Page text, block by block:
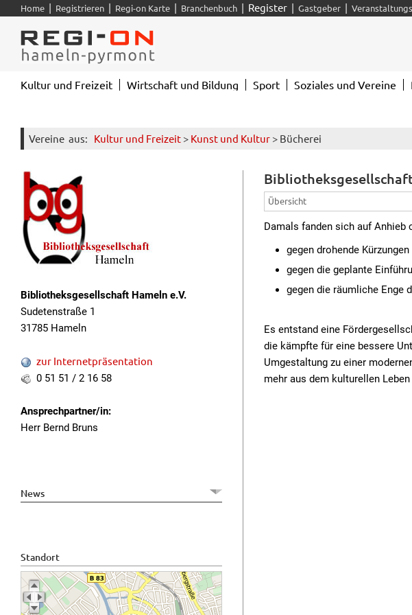
Vereine aus: Kultur und Freizeit > Kunst und Kultur > Bücherei
Bibliotheksgesellschaft Hameln e.V.
Sudetenstraße 1
31785 Hameln
zur Internetpräsentation
0 51 51 / 2 16 58
Ansprechpartner/in:
Herr Bernd Bruns
News
Standort
Übersicht
Damals fanden sich auf Anhieb
gegen drohende
gegen die geplante
gegen die räumliche Enge
Es entstand eine
die kämpfte für eine bessere
Umgestaltung zu einer
mehr aus dem kulturellen
Home | Registrieren | Regi-on Karte | Branchenbuch | Register | Gastgeber |
Kultur und Freizeit Wirtschaft und Bildung Sport Soziales und Vereine